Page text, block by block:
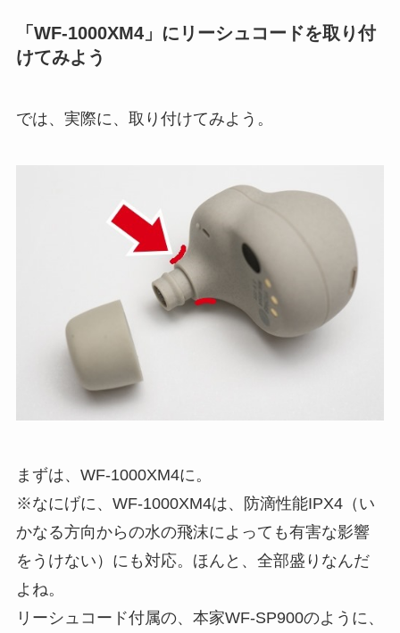
「WF-1000XM4」にリーシュコードを取り付
けてみよう
では、実際に、取り付けてみよう。
まずは、WF-1000XM4に。
※なにげに、WF-1000XM4は、防滴性能IPX4（い
かなる方向からの水の飛沫によっても有害な影響
をうけない）にも対応。ほんと、全部盛りなんだ
よね。
リーシュコード付属の、本家WF-SP900のように、